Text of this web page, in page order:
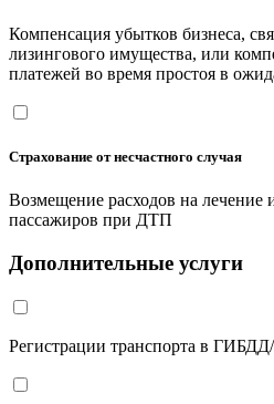
Компенсация убытков бизнеса,
лизингового имущества, или
платежей во время простоя в
Страхование от несчастного случая
Возмещение расходов на лечение
пассажиров при ДТП
Дополнительные услуги
Регистрации транспорта в ГИБДД/